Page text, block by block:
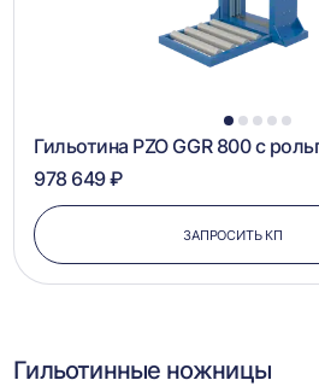
1 2 3 4 5
Гильотина PZO GGR 800 с
978 649 ₽
ЗАПРОСИТЬ КП
Гильотинные ножницы